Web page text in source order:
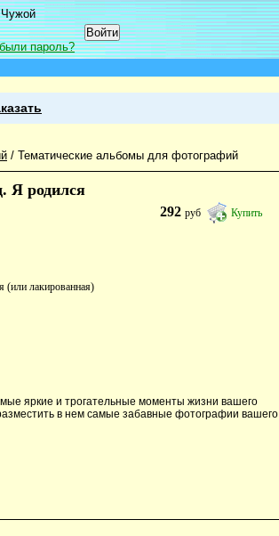
пароль?
/ Тематические альбомы для фотографий
Я родился
292руб Купить
(или лакированная)
яркие и трогательные моменты жизни вашего
в нем самые забавные фотографии вашего